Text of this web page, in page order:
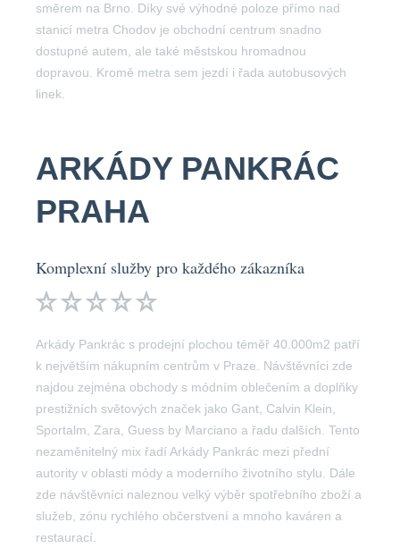
směrem na Brno. Díky své výhodné poloze přímo nad
stanicí metra Chodov je obchodní centrum snadno
dostupné autem, ale také městskou hromadnou
dopravou. Kromě metra sem jezdí i řada autobusových
linek.
ARKÁDY PANKRÁC
PRAHA
Komplexní služby pro každého zákazníka
Arkády Pankrác s prodejní plochou téměř 40.000m2 patří
k největším nákupním centrům v Praze. Návštěvníci zde
najdou zejména obchody s módním oblečením a doplňky
prestižních světových značek jako Gant, Calvin Klein,
Sportalm, Zara, Guess by Marciano a řadu dalších. Tento
nezaměnitelný mix řadí Arkády Pankrác mezi přední
autority v oblasti módy a moderního životního stylu. Dále
zde návštěvníci naleznou velký výběr spotřebního zboží a
služeb, zónu rychlého občerstvení a mnoho kaváren a
restaurací.